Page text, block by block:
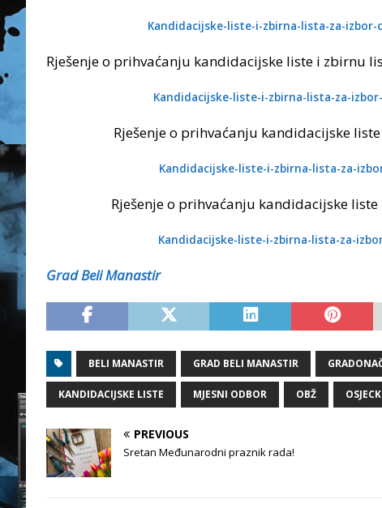
Kandidacijske-liste-i-zbirna-lista-za-izbor-
Rješenje o prihvaćanju kandidacijske liste i zbirnu
Kandidacijske-liste-i-zbirna-lista-za-
Rješenje o prihvaćanju kandidacijske
Kandidacijske-liste-i-zbirna-lista-za-
Rješenje o prihvaćanju kandidacijske
Kandidacijske-liste-i-zbirna-lista-za-
Grad Beli Manastir
BELI MANASTIR GRAD BELI MANASTIR
KANDIDACIJSKE LISTE MJESNI ODBOR OBŽ
PREVIOUS
Sretan Međunarodni praznik rada!